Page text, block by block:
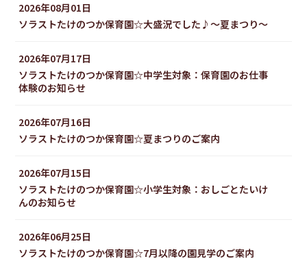
2026年08月01日
ソラストたけのつか保育園☆大盛況でした♪〜夏まつり〜
2026年07月17日
ソラストたけのつか保育園☆中学生対象：保育園のお仕事
体験のお知らせ
2026年07月16日
ソラストたけのつか保育園☆夏まつりのご案内
2026年07月15日
ソラストたけのつか保育園☆小学生対象：おしごとたいけ
んのお知らせ
2026年06月25日
ソラストたけのつか保育園☆7月以降の園見学のご案内